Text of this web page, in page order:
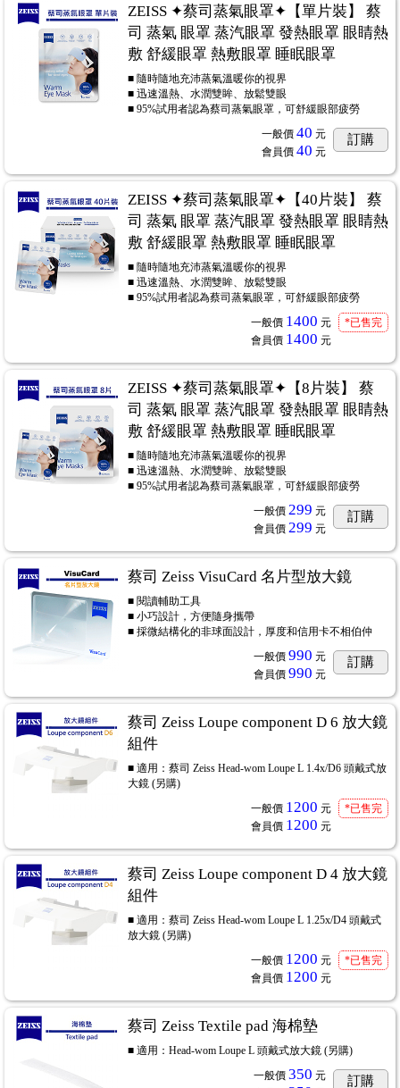
ZEISS ✦蔡司蒸氣眼罩✦【單片裝】 蔡
司 蒸氣 眼罩 蒸汽眼罩 發熱眼罩 眼睛熱
敷 舒緩眼罩 熱敷眼罩 睡眠眼罩
■ 隨時隨地充沛蒸氣溫暖你的視界
■ 迅速溫熱、水潤雙眸、放鬆雙眼
■ 95%試用者認為蔡司蒸氣眼罩，可舒緩眼部疲勞
一般價 40 元
會員價 40 元
訂購
ZEISS ✦蔡司蒸氣眼罩✦【40片裝】 蔡
司 蒸氣 眼罩 蒸汽眼罩 發熱眼罩 眼睛熱
敷 舒緩眼罩 熱敷眼罩 睡眠眼罩
■ 隨時隨地充沛蒸氣溫暖你的視界
■ 迅速溫熱、水潤雙眸、放鬆雙眼
■ 95%試用者認為蔡司蒸氣眼罩，可舒緩眼部疲勞
一般價 1400 元
會員價 1400 元
*已售完
ZEISS ✦蔡司蒸氣眼罩✦【8片裝】 蔡
司 蒸氣 眼罩 蒸汽眼罩 發熱眼罩 眼睛熱
敷 舒緩眼罩 熱敷眼罩 睡眠眼罩
■ 隨時隨地充沛蒸氣溫暖你的視界
■ 迅速溫熱、水潤雙眸、放鬆雙眼
■ 95%試用者認為蔡司蒸氣眼罩，可舒緩眼部疲勞
一般價 299 元
會員價 299 元
訂購
蔡司 Zeiss VisuCard 名片型放大鏡
■ 閱讀輔助工具
■ 小巧設計，方便隨身攜帶
■ 採微結構化的非球面設計，厚度和信用卡不相伯仲
一般價 990 元
會員價 990 元
訂購
蔡司 Zeiss Loupe component D 6 放大鏡
組件
■ 適用：蔡司 Zeiss Head-wom Loupe L 1.4x/D6 頭戴式放
大鏡 (另購)
一般價 1200 元
會員價 1200 元
*已售完
蔡司 Zeiss Loupe component D 4 放大鏡
組件
■ 適用：蔡司 Zeiss Head-wom Loupe L 1.25x/D4 頭戴式
放大鏡 (另購)
一般價 1200 元
會員價 1200 元
*已售完
蔡司 Zeiss Textile pad 海棉墊
■ 適用：Head-wom Loupe L 頭戴式放大鏡 (另購)
一般價 350 元
訂購